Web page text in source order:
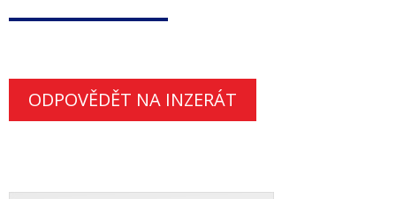
ODPOVĚDĚT NA INZERÁT